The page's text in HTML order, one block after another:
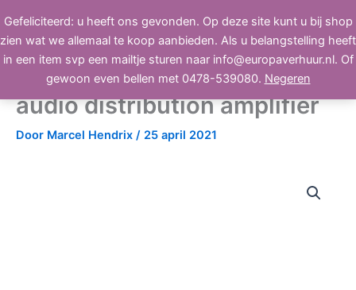
Gefeliciteerd: u heeft ons gevonden. Op deze site kunt u bij shop
zien wat we allemaal te koop aanbieden. Als u belangstelling heeft
in een item svp een mailtje sturen naar info@europaverhuur.nl. Of
gewoon even bellen met 0478-539080. Negeren
naar
de
inhoud
BEELD, GELUID, LICHT
Kramer VS-10AR2 video
audio distribution amplifier
Door Marcel Hendrix / 25 april 2021